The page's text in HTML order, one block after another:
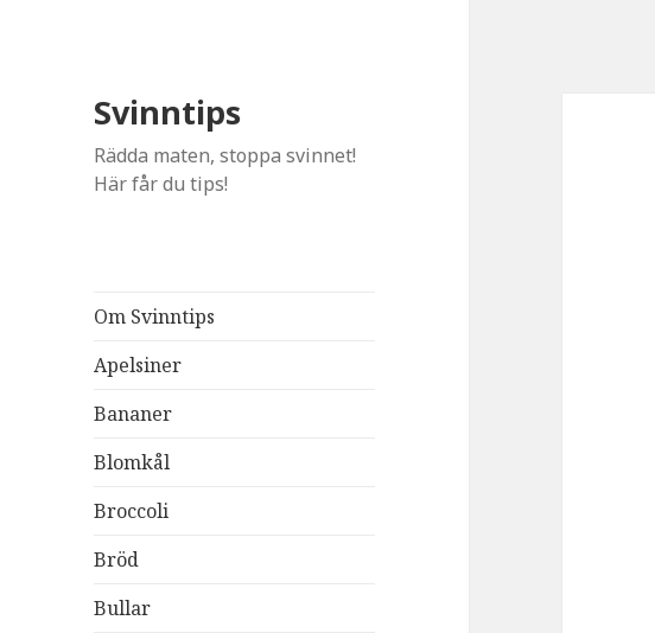
Svinntips
Rädda maten, stoppa svinnet!
Här får du tips!
Om Svinntips
Apelsiner
Bananer
Blomkål
Broccoli
Bröd
Bullar